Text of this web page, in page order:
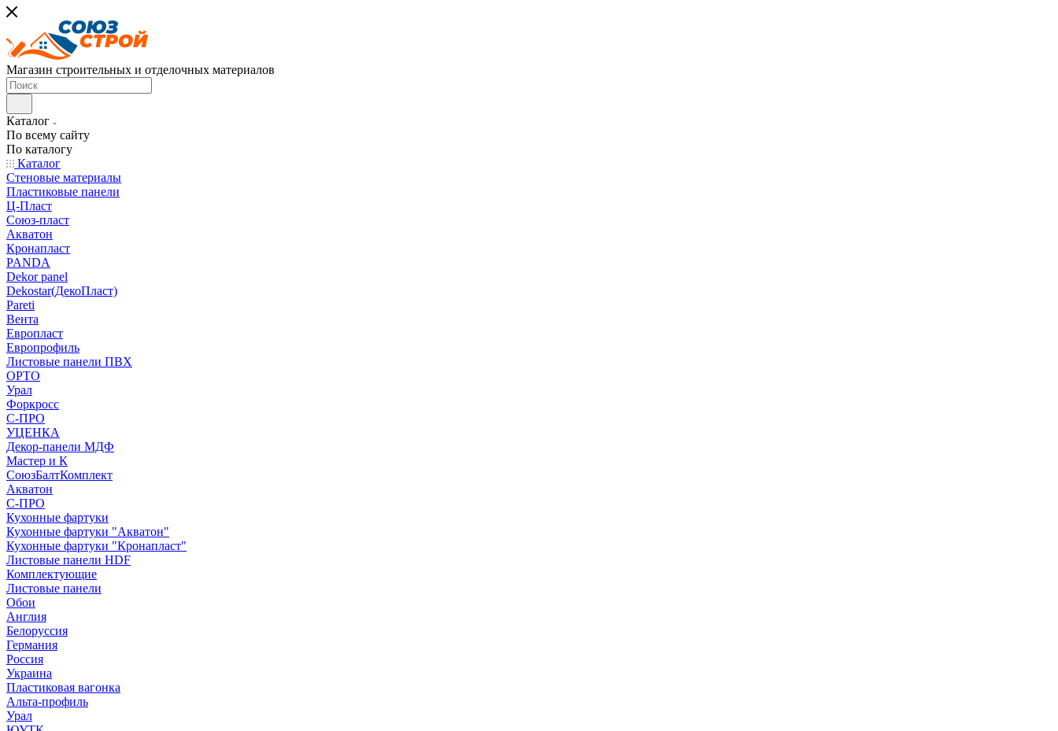
Магазин строительных и отделочных материалов
Каталог
По всему сайту
По каталогу
Каталог
Стеновые материалы
Пластиковые панели
Ц-Пласт
Союз-пласт
Акватон
Кронапласт
PANDA
Dekor panel
Dekostar(ДекоПласт)
Pareti
Вента
Европласт
Европрофиль
Листовые панели ПВХ
ОРТО
Урал
Форкросс
С-ПРО
УЦЕНКА
Декор-панели МДФ
Мастер и К
СоюзБалтКомплект
Акватон
С-ПРО
Кухонные фартуки
Кухонные фартуки "Акватон"
Кухонные фартуки "Кронапласт"
Листовые панели HDF
Комплектующие
Листовые панели
Обои
Англия
Белоруссия
Германия
Россия
Украина
Пластиковая вагонка
Альта-профиль
Урал